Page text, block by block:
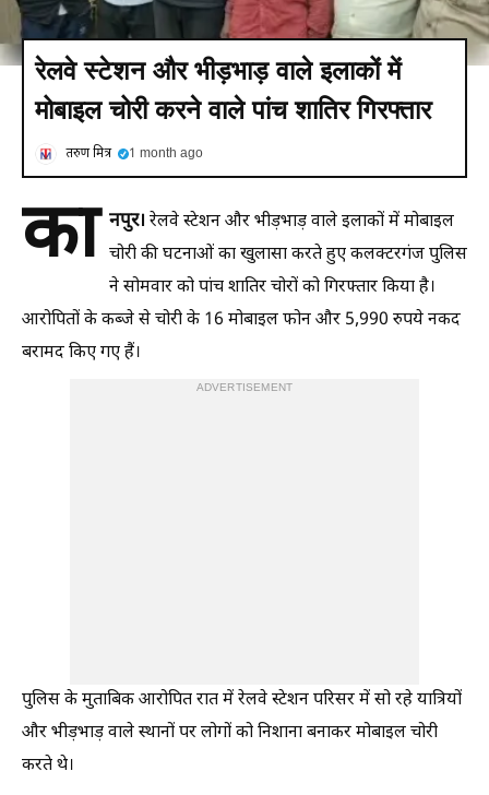
रेलवे स्टेशन और भीड़भाड़ वाले इलाकों में
मोबाइल चोरी करने वाले पांच शातिर गिरफ्तार
तरुण मित्र 1 month ago
का नपुर। रेलवे स्टेशन और भीड़भाड़ वाले इलाकों में मोबाइल
चोरी की घटनाओं का खुलासा करते हुए कलक्टरगंज पुलिस
ने सोमवार को पांच शातिर चोरों को गिरफ्तार किया है।
आरोपितों के कब्जे से चोरी के 16 मोबाइल फोन और 5,990 रुपये नकद
बरामद किए गए हैं।
ADVERTISEMENT
पुलिस के मुताबिक आरोपित रात में रेलवे स्टेशन परिसर में सो रहे यात्रियों
और भीड़भाड़ वाले स्थानों पर लोगों को निशाना बनाकर मोबाइल चोरी
करते थे।